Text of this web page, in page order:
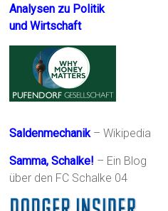
Analysen zu Politik
und Wirtschaft
Saldenmechanik– Wikipedia
Samma, Schalke! – Ein Blog
über den FC Schalke 04